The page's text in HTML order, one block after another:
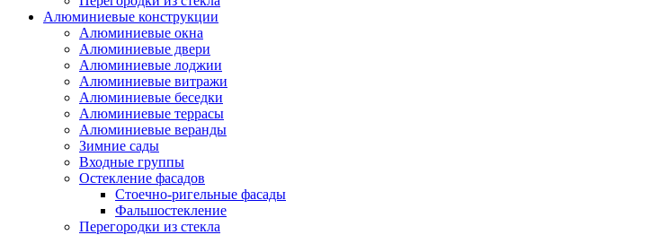
Алюминиевые конструкции
Алюминиевые окна
Алюминиевые двери
Алюминиевые лоджии
Алюминиевые витражи
Алюминиевые беседки
Алюминиевые террасы
Алюминиевые веранды
Зимние сады
Входные группы
Остекление фасадов
Стоечно-ригельные фасады
Фальшостекление
Перегородки из стекла